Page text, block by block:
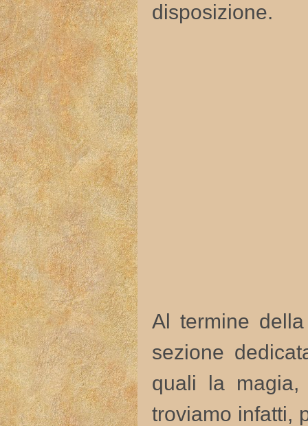
disposizione.
Al termine
sezione
quali la
troviamo infatti,